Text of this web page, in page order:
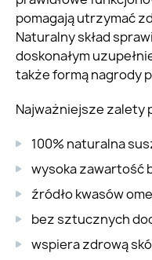
pomagają utrzymać
Naturalny skład
doskonałym
także formą nagrody
Najważniejsze zalety
100% naturalna
wysoka zawartość
źródło kwasów
bez sztucznych
wspiera zdrową